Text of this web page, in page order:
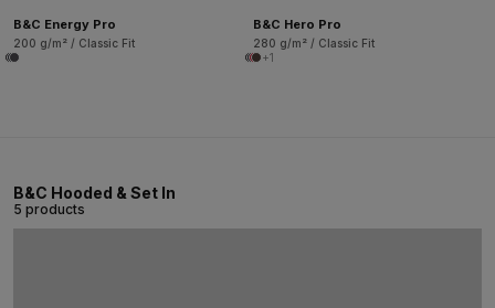
B&C Energy Pro
200 g/m² / Classic Fit
B&C Hero Pro
280 g/m² / Classic Fit
+1
B&C Hooded & Set In
5 products